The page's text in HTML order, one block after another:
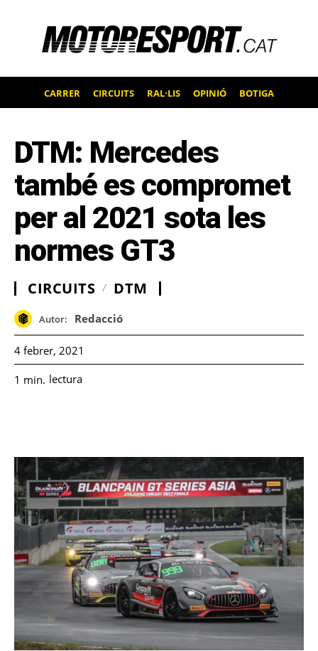
CARRER CIRCUITS RAL·LIS OPINIÓ BOTIGA
DTM: Mercedes
també es compromet
per al 2021 sota les
normes GT3
CIRCUITS DTM
Autor: Redacció
4 febrer, 2021
1 min. lectura